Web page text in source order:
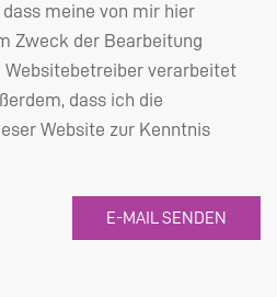
meine von mir hier
Zweck der Bearbeitung
Websitebetreiber verarbeitet
dass ich die
Website zur Kenntnis